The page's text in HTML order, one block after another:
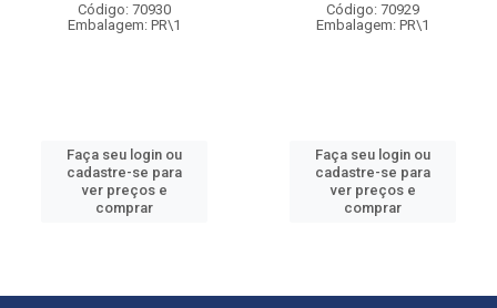
Código: 70930
Embalagem: PR\1
Faça seu login ou
cadastre-se para
ver preços e
comprar
Código: 70929
Embalagem: PR\1
Faça seu login ou
cadastre-se para
ver preços e
comprar